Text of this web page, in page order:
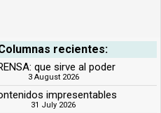
recientes:
que sirve al poder
3 August 2026
impresentables
31 July 2026